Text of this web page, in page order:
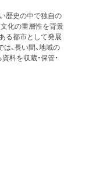
歴史の中で独自の
化の重層性を背景
る都市として発展
、長い間、地域の
料を収蔵・保管・